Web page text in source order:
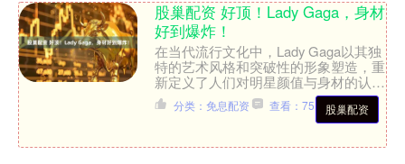
股巢配资 好顶！Lady Gaga，身材
好到爆炸！
在当代流行文化中，Lady Gaga以其独
特的艺术风格和突破性的形象塑造，重
新定义了人们对明星颜值与身材的认
知。这位美国歌手从不拘泥于传统审美
标准，而是用大胆前....
股巢配资
分类：免息配资 查看：75